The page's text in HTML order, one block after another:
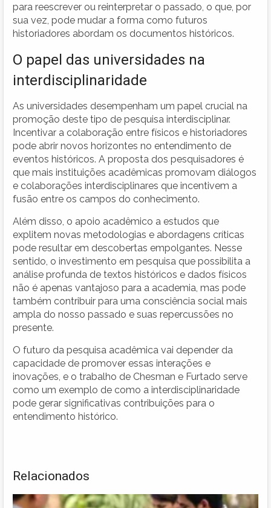
para reescrever ou reinterpretar o passado, o que, por
sua vez, pode mudar a forma como futuros
historiadores abordam os documentos históricos.
O papel das universidades na
interdisciplinaridade
As universidades desempenham um papel crucial na
promoção deste tipo de pesquisa interdisciplinar.
Incentivar a colaboração entre físicos e historiadores
pode abrir novos horizontes no entendimento de
eventos históricos. A proposta dos pesquisadores é
que mais instituições acadêmicas promovam diálogos
e colaborações interdisciplinares que incentivem a
fusão entre os campos do conhecimento.
Além disso, o apoio acadêmico a estudos que
explitem novas metodologias e abordagens críticas
pode resultar em descobertas empolgantes. Nesse
sentido, o investimento em pesquisa que possibilita a
análise profunda de textos históricos e dados físicos
não é apenas vantajoso para a academia, mas pode
também contribuir para uma consciência social mais
ampla do nosso passado e suas repercussões no
presente.
O futuro da pesquisa acadêmica vai depender da
capacidade de promover essas interações e
inovações, e o trabalho de Chesman e Furtado serve
como um exemplo de como a interdisciplinaridade
pode gerar significativas contribuições para o
entendimento histórico.
Relacionados